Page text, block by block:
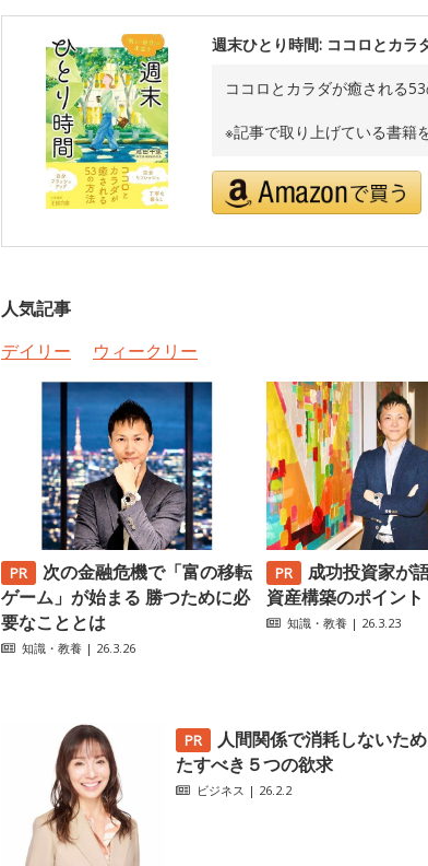
週末ひとり時間: ココロとカラ
ココロとカラダが癒される
※記事で取り上げている書籍
人気記事
デイリー
ウィークリー
次の金融危機で「富の移転
ゲーム」が始まる 勝つために必
要なこととは
知識・教養 | 26.3.26
成功投資家が
資産構築のポイント
知識・教養 | 26.3.23
人間関係で消耗しないた
たすべき５つの欲求
ビジネス | 26.2.2